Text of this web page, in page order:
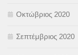
Οκτώβριος 2020
Σεπτέμβριος 2020